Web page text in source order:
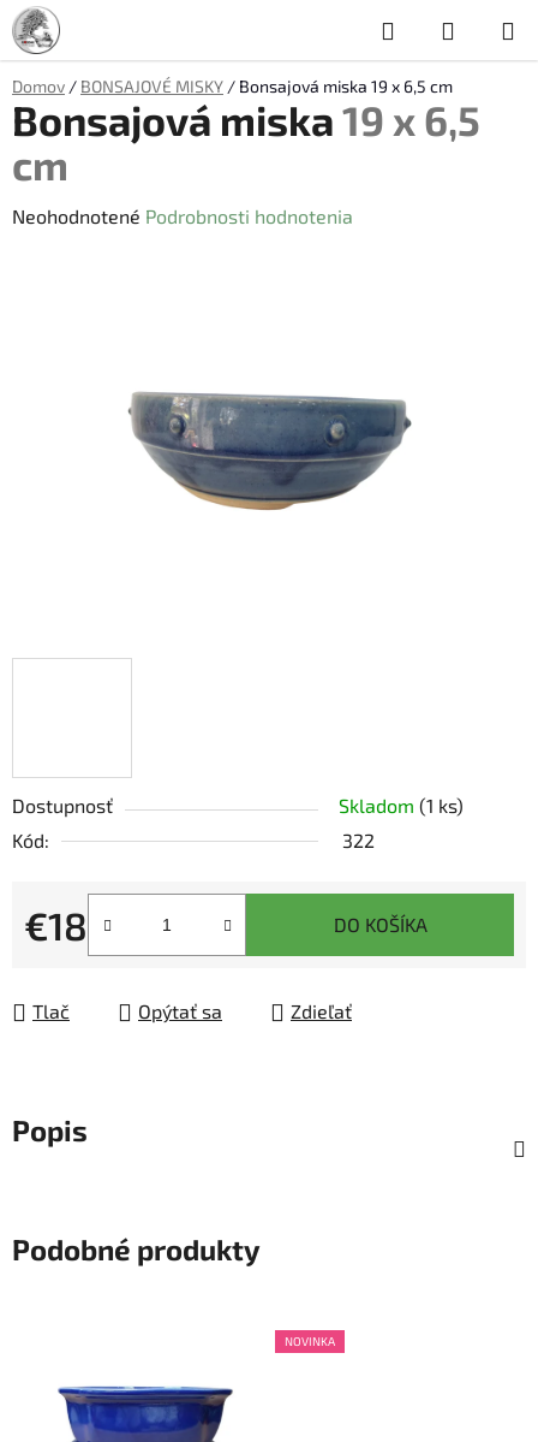
Prejsť
na
obsah
Hľadať
KOŠÍK
Domov / BONSAJOVÉ MISKY / Bonsajová miska 19 x 6,5 cm
Dostupnosť Skladom (1 ks)
Kód:
322
€18
Jednotková cena:
DO KOŠÍKA
Tlač Opýtať sa Zdieľať
Bonsajová miska19 x 6,5
cm
Priemerné
Neohodnotené Podrobnosti hodnotenia
Popis
Podobné produkty
NOVINKA